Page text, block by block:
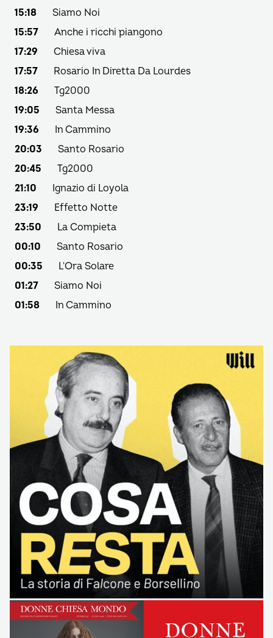
15:18
Siamo Noi
15:57
Anche i ricchi piangono
17:29
Chiesa viva
17:57
Rosario In Diretta Da Lourdes
18:26
Tg2000
19:05
Santa Messa
19:36
In Cammino
20:03
Santo Rosario
20:45
Tg2000
21:10
Ignazio di Loyola
23:19
Effetto Notte
23:50
La Compieta
00:10
Santo Rosario
00:35
L'Ora Solare
01:27
Siamo Noi
01:58
In Cammino